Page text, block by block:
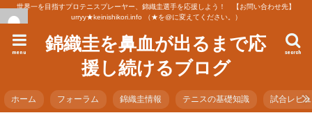
世界一を目指すプロテニスプレーヤー、錦織圭選手を応援しよう！ 【お問い合わせ先】
urryy★keinishikori.info （★を@に変えてください。）
錦織圭を鼻血が出るまで応
援し続けるブログ
search
menu
ホーム フォーラム 錦織圭情報 テニスの基礎知識 試合レビ